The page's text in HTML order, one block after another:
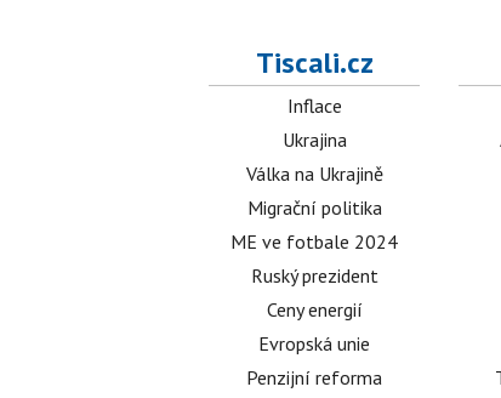
Tiscali.cz
Inflace
Ukrajina
Válka na Ukrajině
Migrační politika
ME ve fotbale 2024
Ruský prezident
Ceny energií
Evropská unie
Penzijní reforma